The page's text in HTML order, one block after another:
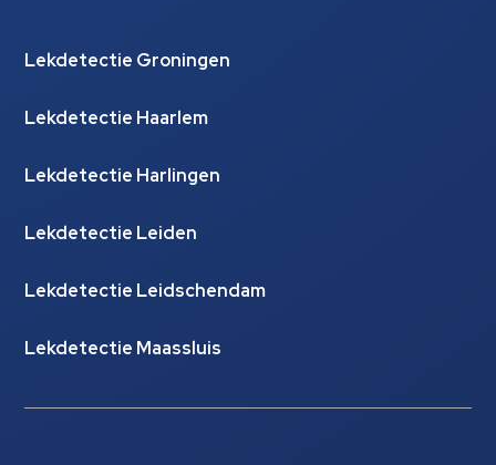
Lekdetectie Groningen
Lekdetectie Haarlem
Lekdetectie Harlingen
Lekdetectie Leiden
Lekdetectie Leidschendam
Lekdetectie Maassluis